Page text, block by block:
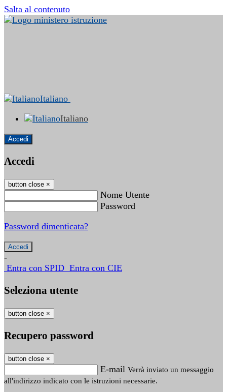
Salta al contenuto
Italiano
Italiano
Accedi
Accedi
button close ×
Nome Utente
Password
Password dimenticata?
-
Entra con SPID Entra con CIE
Seleziona utente
button close ×
Recupero password
button close ×
E-mail Verrà inviato un messaggio
all'indirizzo indicato con le istruzioni necessarie.